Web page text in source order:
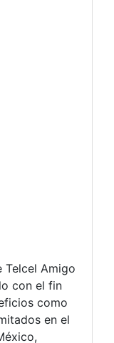
Telcel Amigo
con el fin
como
en el